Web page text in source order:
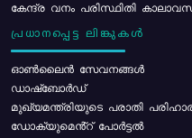
കേന്ദ്ര വനം പരിസ്ഥിതി
പ്രധാനപ്പെട്ട ലിങ്കുകൾ
ഓൺലൈൻ സേവനങ്ങൾ
ഡാഷ്ബോർഡ്
മുഖ്യമന്ത്രിയുടെ പരാതി
ഡോക്യുമെൻ്റ് പോർട്ടൽ